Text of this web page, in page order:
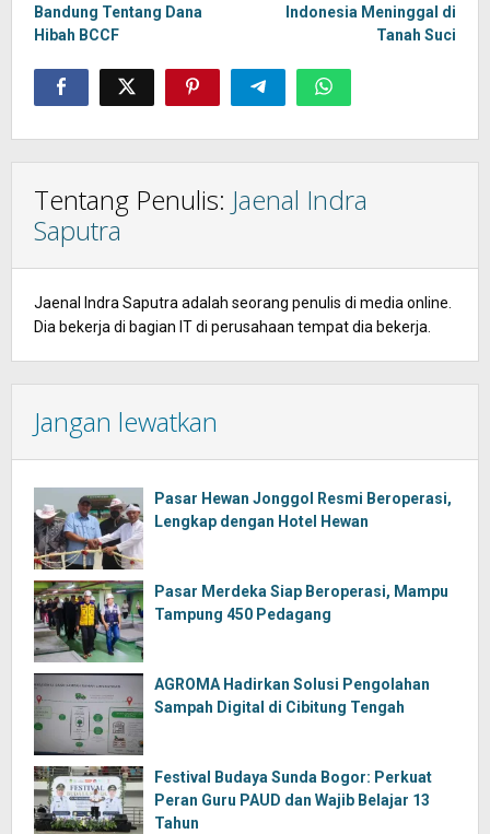
Bandung Tentang Dana
Hibah BCCF
Indonesia Meninggal di
Tanah Suci
Tentang Penulis: Jaenal Indra
Saputra
Jaenal Indra Saputra adalah seorang penulis di media online.
Dia bekerja di bagian IT di perusahaan tempat dia bekerja.
Jangan lewatkan
Pasar Hewan Jonggol Resmi Beroperasi,
Lengkap dengan Hotel Hewan
Pasar Merdeka Siap Beroperasi, Mampu
Tampung 450 Pedagang
AGROMA Hadirkan Solusi Pengolahan
Sampah Digital di Cibitung Tengah
Festival Budaya Sunda Bogor: Perkuat
Peran Guru PAUD dan Wajib Belajar 13
Tahun